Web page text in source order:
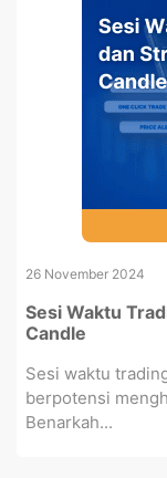
26 November 2024
Sesi Waktu
Candle
Sesi waktu
berpotensi
Benarkah...